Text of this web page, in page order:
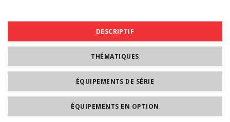
DESCRIPTIF
THÉMATIQUES
ÉQUIPEMENTS DE SÉRIE
ÉQUIPEMENTS EN OPTION